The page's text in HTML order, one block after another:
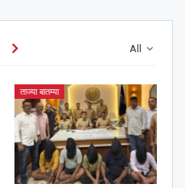
All
ताज्या बातम्या